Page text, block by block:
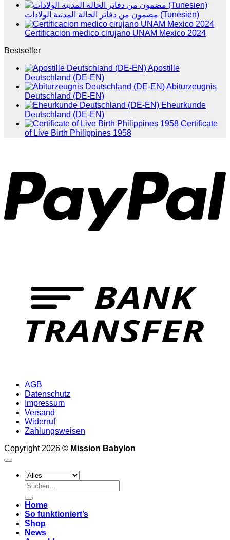
مضمون من دفاتر الحالة المدنية الولادات (Tunesien)
Certificacion medico cirujano UNAM Mexico 2024
Bestseller
Apostille
Deutschland (DE-EN)
Abiturzeugnis
Deutschland (DE-EN)
Eheurkunde
Deutschland (DE-EN)
Certificate
of Live Birth Philippines 1958
AGB
Datenschutz
Impressum
Versand
Widerruf
Zahlungsweisen
Copyright 2026 © Mission Babylon
Suchen
nach:
Home
So funktioniert’s
Shop
News